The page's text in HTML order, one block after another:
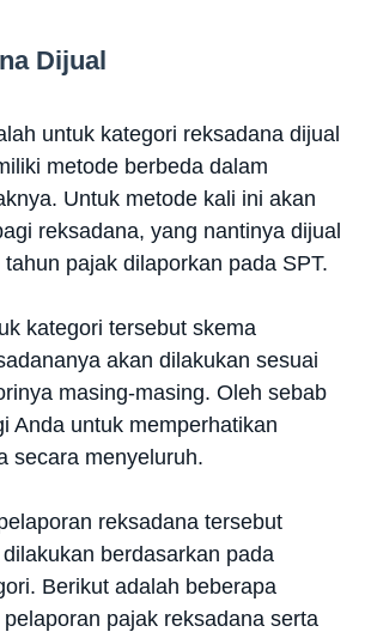
Dijual
untuk kategori reksadana dijual
metode berbeda dalam
Untuk metode kali ini akan
reksadana, yang nantinya dijual
pajak dilaporkan pada SPT.
kategori tersebut skema
akan dilakukan sesuai
masing-masing. Oleh sebab
Anda untuk memperhatikan
secara menyeluruh.
reksadana tersebut
berdasarkan pada
Berikut adalah beberapa
pajak reksadana serta